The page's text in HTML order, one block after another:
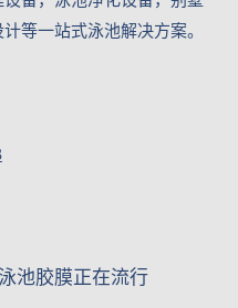
等一站式泳池解决方案。
池胶膜正在流行